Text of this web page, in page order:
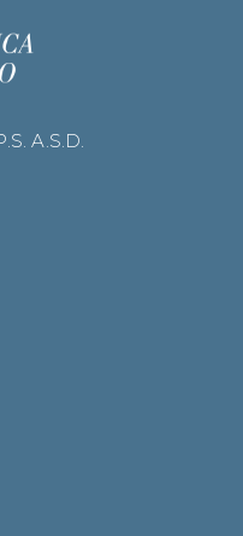
A.S.D.